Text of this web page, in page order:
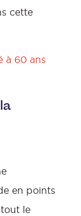
cette
à 60 ans
en points
tout le